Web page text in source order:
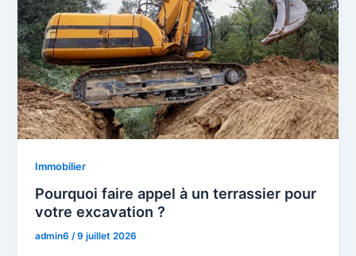
Immobilier
Pourquoi faire appel à un terrassier pour
votre excavation ?
admin6/9 juillet 2026